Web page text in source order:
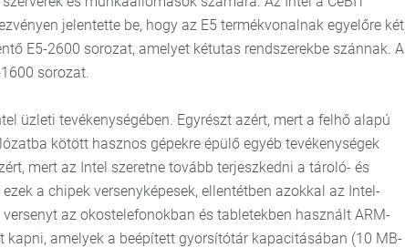
jelentette be, hogy az E5 termékvonalnak egyelőre két
E5-2600 sorozat, amelyet kétutas rendszerekbe szánnak. A
sorozat.
üzleti tevékenységében. Egyrészt azért, mert a felhő alapú
kötött hasznos gépekre épülő egyéb tevékenységek
mert az Intel szeretne tovább terjeszkedni a tároló- és
a chipek versenyképesek, ellentétben azokkal az Intel-
az okostelefonokban és tabletekben használt ARM-
amelyek a beépített gyorsítótár kapacitásában (10 MB-